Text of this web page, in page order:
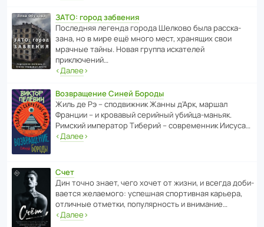
ЗАТО: город забвения
После­дняя легенда города Шелково была расска­
зана, но в мире ещё много мест, хранящих свои
мрачные тайны. Новая группа иска­телей
приключений…
‹Далее›
Возвращение Синей Бороды
Жиль де Рэ – спод­ви­жник Жанны д’Арк, маршал
Франции – и кровавый серийный убийца-маньяк.
Римский импе­ратор Тиберий – совре­менник Иисуса…
‹Далее›
Счет
Дин точно знает, чего хочет от жизни, и всегда доби­
ва­ется жела­е­мого: успе­шная спор­ти­вная карьера,
отли­чные отметки, попу­ля­р­ность и внимание…
‹Далее›